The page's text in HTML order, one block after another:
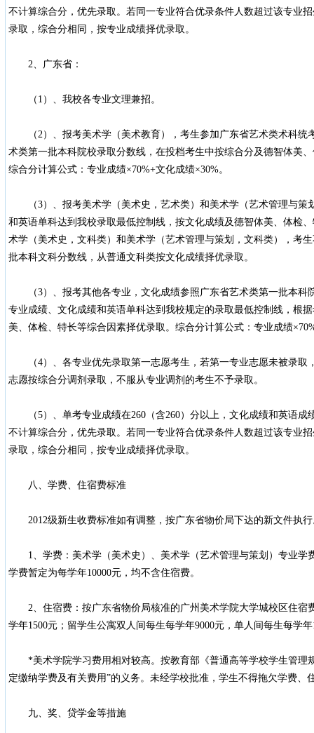
不计算综合分，优先录取。若同一专业符合优录条件人数超过该专业
录取，综合分相同，按专业成绩择优录取。
2、广东省：
（1）、我校各专业文理兼招。
（2）、报考美术学（美术教育），考生参加广东省艺术类术科统
术类第一批本科院校录取分数线，在投档考生中按综合分及德智体美
综合分计算公式：专业成绩×70%+文化成绩×30%。
（3）、报考美术学（美术史，艺术类）和美术学（艺术管理与策
和英语单科达到我校录取最低控制线，按文化成绩及德智体美、体检
术学（美术史，文科类）和美术学（艺术管理与策划，文科类），考
批本科文科分数线，从普通文科类按文化成绩择优录取。
（3）、报考其他各专业，文化成绩参照广东省艺术类第一批本科
专业成绩、文化成绩和英语单科达到我校规定的录取最低控制线，根
美、体检、特长等综合因素择优录取。综合分计算公式：专业成绩
（4）、各专业优先录取第一志愿考生，若第一专业志愿未被录取
志愿按综合分调剂录取，不服从专业调剂的考生不予录取。
（5）、单考专业成绩在260（含260）分以上，文化成绩和英语成
不计算综合分，优先录取。若同一专业符合优录条件人数超过该专业
录取，综合分相同，按专业成绩择优录取。
八、学费、住宿费标准
2012级新生收费标准如有调整，按广东省物价局下达的新文件执行
1、学费：美术学（美术史）、美术学（艺术管理与策划）专业学
学费暂定为每学年10000元，均不含住宿费。
2、住宿费：按广东省物价局核准的广州美术学院大学城校区住宿
学年1500元；留学生公寓双人间每生每学年9000元，单人间每生每学年
*美术学院学习费用相对较高。按教育部《普通高等学校学生管理
定缴纳学费及有关费用”的义务。未经学校批准，学生不得拖欠学费、
九、奖、贷学金等措施